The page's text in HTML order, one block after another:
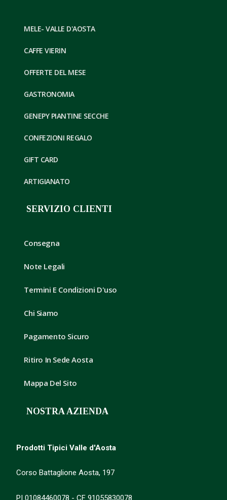
MELE- VALLE D'AOSTA
CAFFE VIERIN
OFFERTE DEL MESE
GASTRONOMIA
GENEPY PIANTINE SECCHE
CONFEZIONI REGALO
GIFT CARD
ARTIGIANATO
SERVIZIO CLIENTI
Consegna
Note Legali
Termini E Condizioni D'uso
Chi Siamo
Pagamento Sicuro
Ritiro In Sede Aosta
Mappa Del Sito
NOSTRA AZIENDA
Prodotti Tipici Valle d'Aosta
Corso Battaglione Aosta, 197
PI 01084460078 - CF 91055830078